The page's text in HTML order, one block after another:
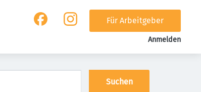
Für Arbeitgeber
Anmelden
Suchen